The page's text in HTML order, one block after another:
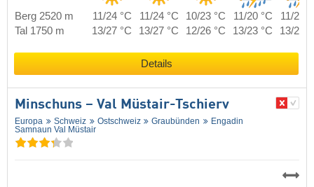
Berg 2520 m 11/24 °C 11/24 °C 10/23 °C 11/20 °C
11/22
Tal 1750 m
13/27 °C 13/27 °C 12/26 °C 13/23 °C 13/25
Details
Minschuns – Val Müstair-Tschierv
Europa Schweiz Ostschweiz Graubünden
Engadin
Samnaun Val Müstair